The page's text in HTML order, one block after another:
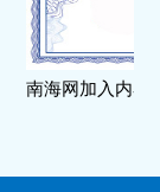
南海网加入内容